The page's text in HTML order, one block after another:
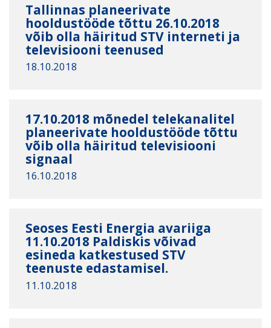
Tallinnas planeerivate
hooldustööde tõttu 26.10.2018
võib olla häiritud STV interneti ja
televisiooni teenused
18.10.2018
17.10.2018 mõnedel telekanalitel
planeerivate hooldustööde tõttu
võib olla häiritud televisiooni
signaal
16.10.2018
Seoses Eesti Energia avariiga
11.10.2018 Paldiskis võivad
esineda katkestused STV
teenuste edastamisel.
11.10.2018